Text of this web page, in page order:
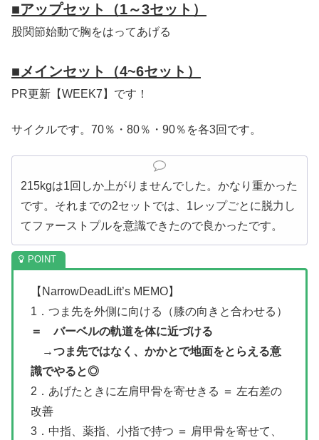
■アップセット（1～3セット）
股関節始動で胸をはってあげる
■メインセット（4~6セット）
PR更新【WEEK7】です！
サイクルです。70％・80％・90％を各3回です。
215kgは1回しか上がりませんでした。かなり重かった
です。それまでの2セットでは、1レップごとに脱力し
てファーストプルを意識できたので良かったです。
【NarrowDeadLift’s MEMO】
1．つま先を外側に向ける（膝の向きと合わせる）
＝ バーベルの軌道を体に近づける
→つま先ではなく、かかとで地面をとらえる意
識でやると◎
2．あげたときに左肩甲骨を寄せきる ＝ 左右差の
改善
3．中指、薬指、小指で持つ ＝ 肩甲骨を寄せて、